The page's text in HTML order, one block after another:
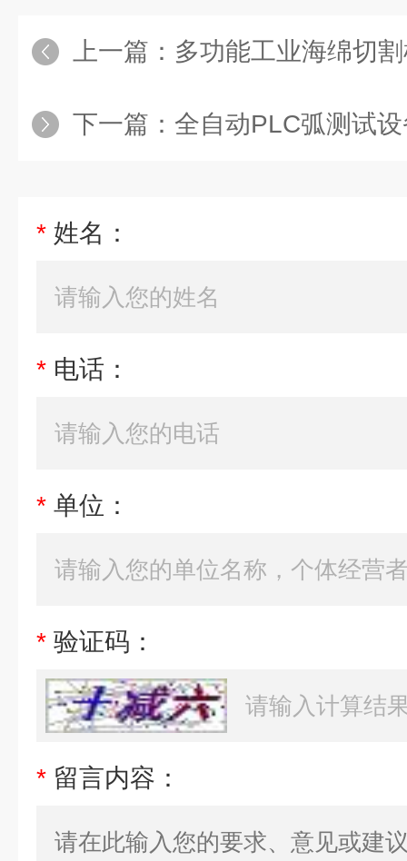
上一篇： 多功能工业海绵切
下一篇： 全自动PLC弧测试
* 姓名：
* 电话：
* 单位：
* 验证码：
* 留言内容：